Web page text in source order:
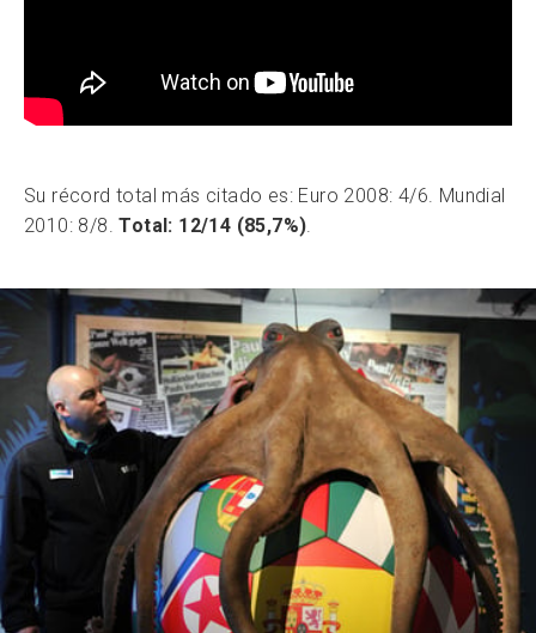
Su récord total más citado es: Euro 2008: 4/6. Mundial
2010: 8/8.Total: 12/14 (85,7%).